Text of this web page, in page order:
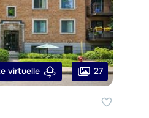
virtuelle 27